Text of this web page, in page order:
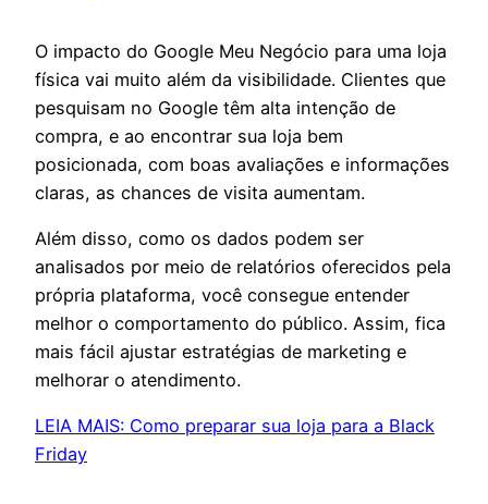
O impacto do Google Meu Negócio para uma loja
física vai muito além da visibilidade. Clientes que
pesquisam no Google têm alta intenção de
compra, e ao encontrar sua loja bem
posicionada, com boas avaliações e informações
claras, as chances de visita aumentam.
Além disso, como os dados podem ser
analisados por meio de relatórios oferecidos pela
própria plataforma, você consegue entender
melhor o comportamento do público. Assim, fica
mais fácil ajustar estratégias de marketing e
melhorar o atendimento.
LEIA MAIS: Como preparar sua loja para a Black
Friday